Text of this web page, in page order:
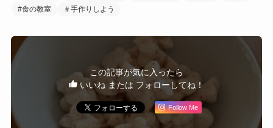
#食の教室
＃手作りしよう
この記事が気に入ったら
いいね または フォローしてね！
Follow Me